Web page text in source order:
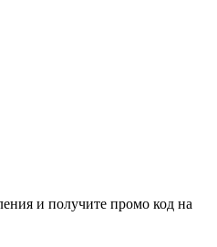
и получите промо код на